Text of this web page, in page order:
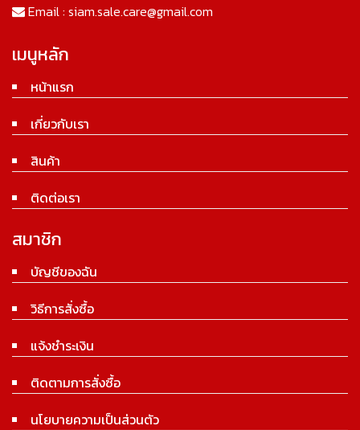
Email : siam.sale.care@gmail.com
เมนูหลัก
หน้าแรก
เกี่ยวกับเรา
สินค้า
ติดต่อเรา
สมาชิก
บัญชีของฉัน
วิธีการสั่งซื้อ
แจ้งชำระเงิน
ติดตามการสั่งซื้อ
นโยบายความเป็นส่วนตัว